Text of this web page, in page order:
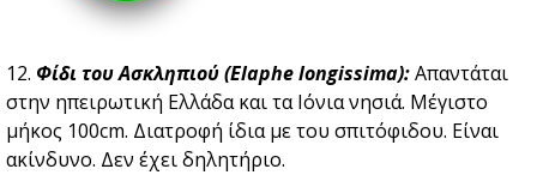
12. Φίδι του Ασκληπιού (Elaphe longissima):Απαντάται
στην ηπειρωτική Ελλάδα και τα Ιόνια νησιά. Μέγιστο
μήκος 100cm. Διατροφή ίδια με του σπιτόφιδου. Είναι
ακίνδυνο. Δεν έχει δηλητήριο.